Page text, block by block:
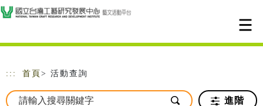
跳到主要內容
網站導覽
::: 首頁 > 活動查詢
進階